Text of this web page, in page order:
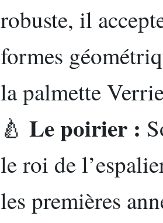
robuste, il
formes
la palmette
🍐 Le poirier :
le roi de
les premières